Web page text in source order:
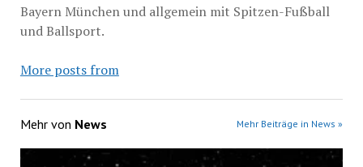
Bayern München und allgemein mit Spitzen-Fußball
und Ballsport.
More posts from
Mehr von News Mehr Beiträge in News »